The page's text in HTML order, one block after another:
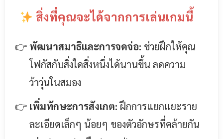
สิ่งที่คุณจะได้จากการเล่นเกมนี้
พัฒนาสมาธิและการจดจ่อ: ช่วยฝึกให้คุณ
โฟกัสกับสิ่งใดสิ่งหนึ่งได้นานขึ้น ลดความ
ว้าวุ่นในสมอง
เพิ่มทักษะการสังเกต:ฝึกการแยกแยะราย
ละเอียดเล็กๆ น้อยๆ ของตัวอักษรที่คล้ายกัน